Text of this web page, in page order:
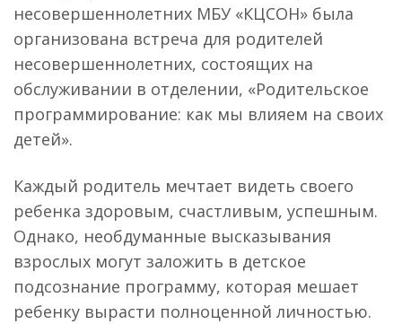
несовершеннолетних МБУ «КЦСОН» была
организована встреча для родителей
несовершеннолетних, состоящих на
обслуживании в отделении, «Родительское
программирование: как мы влияем на своих
детей».
Каждый родитель мечтает видеть своего
ребенка здоровым, счастливым, успешным.
Однако, необдуманные высказывания
взрослых могут заложить в детское
подсознание программу, которая мешает
ребенку вырасти полноценной личностью.